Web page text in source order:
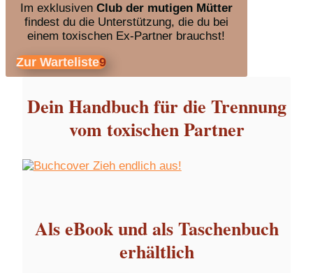
Im exklusiven Club der mutigen Mütter
findest du die Unterstützung, die du bei
einem toxischen Ex-Partner brauchst!
Zur Warteliste
Dein Handbuch für die Trennung
vom toxischen Partner
Als eBook und als Taschenbuch
erhältlich